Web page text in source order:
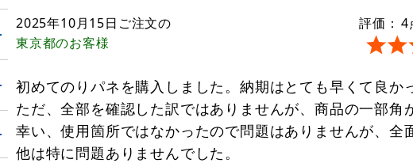
2025年10月15日 ご注文の
東京都のお客様
評価： 4
初めてのりパネを購入しました。納期はとても早くて良か
ただ、全部を確認した訳ではありませんが、商品の一部角
幸い、使用箇所ではなかったので問題はありませんが、全
他は特に問題ありませんでした。